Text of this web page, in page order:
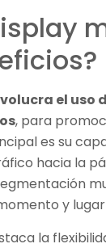
el uso
, para
es su
hacia la
y
la